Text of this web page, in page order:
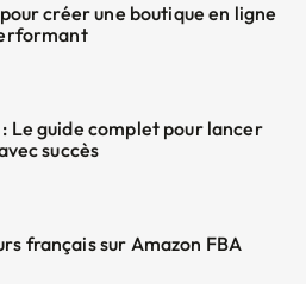
créer une boutique en ligne
Le guide complet pour lancer
succès
français sur Amazon FBA